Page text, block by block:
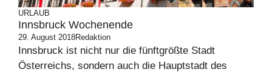
URLAUB
Innsbruck Wochenende
29. August 2018Redaktion
Innsbruck ist nicht nur die fünftgrößte Stadt
Österreichs, sondern auch die Hauptstadt des